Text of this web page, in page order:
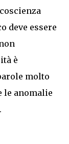
deve essere
è
molto
le anomalie